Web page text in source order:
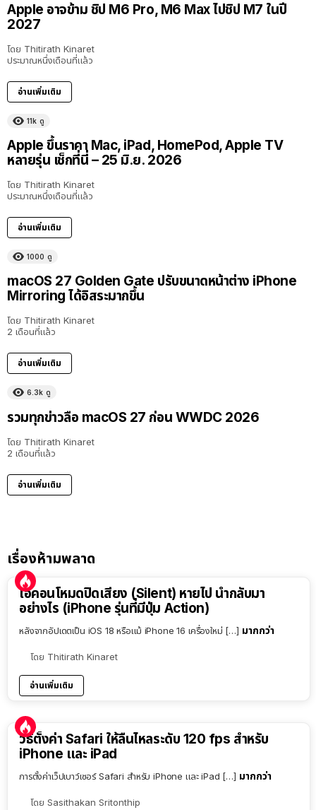
Apple อาจข้าม ชิป M6 Pro, M6 Max ไปชิป M7 ในปี
2027
โดย Thitirath Kinaret
ประมาณหนึ่งเดือนที่แล้ว
อ่านเพิ่มเติม
11k ดู
Apple ขึ้นราคา Mac, iPad, HomePod, Apple TV
หลายรุ่น เช็กที่นี่ – 25 มิ.ย. 2026
โดย Thitirath Kinaret
ประมาณหนึ่งเดือนที่แล้ว
อ่านเพิ่มเติม
1000 ดู
macOS 27 Golden Gate ปรับขนาดหน้าต่าง iPhone
Mirroring ได้อิสระมากขึ้น
โดย Thitirath Kinaret
2 เดือนที่แล้ว
อ่านเพิ่มเติม
6.3k ดู
รวมทุกข่าวลือ macOS 27 ก่อน WWDC 2026
โดย Thitirath Kinaret
2 เดือนที่แล้ว
อ่านเพิ่มเติม
เรื่องห้ามพลาด
ไอคอนโหมดปิดเสียง (Silent) หายไป นำกลับมา
อย่างไร (iPhone รุ่นที่มีปุ่ม Action)
หลังจากอัปเดตเป็น iOS 18 หรือแม้ iPhone 16 เครื่องใหม่ […] มากกว่า
โดย Thitirath Kinaret
อ่านเพิ่มเติม
วิธีตั้งค่า Safari ให้ลื่นไหลระดับ 120 fps สำหรับ
iPhone และ iPad
การตั้งค่าเว็ปเบาว์เซอร์ Safari สำหรับ iPhone และ iPad […] มากกว่า
โดย Sasithakan Sritonthip